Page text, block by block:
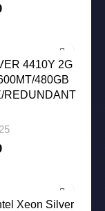
El
$ 5,138.00.
4410Y 2G
480GB
REDUNDANT
El
$ 5,900.00.
Xeon Silver